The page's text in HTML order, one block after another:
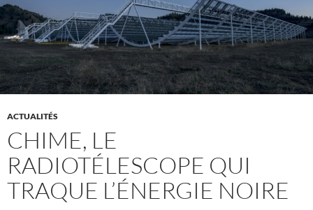
ACTUALITÉS
CHIME, LE
RADIOTÉLESCOPE QUI
TRAQUE L’ÉNERGIE NOIRE